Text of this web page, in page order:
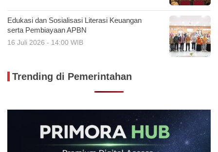
Edukasi dan Sosialisasi Literasi Keuangan
serta Pembiayaan APBN
16 Juli 2026 - 14:00 WIB
Trending di Pemerintahan